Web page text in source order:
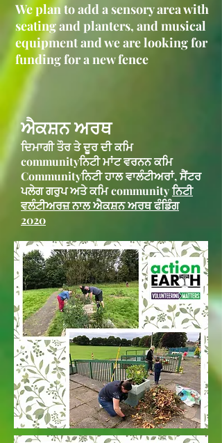
We plan to add a sensory area with
seating and planters, and musical
equipment and we are looking for
funding for a new fence
ਐਕਸ਼ਨ ਅਰਥ
ਦਿਮਾਗੀ ਤੌਰ ਤੇ ਦੂਰ ਦੀ ਕਮਿ
communityਨਿਟੀ ਮਾਂਟ ਵਰਨਨ ਕਮਿ
Communityਨਿਟੀ ਹਾਲ ਵਾਲੰਟੀਅਰਾਂ, ਸੈਂਟਰ
ਪਲੇਗ ਗਰੁਪ ਅਤੇ ਕਮਿ communityਨਿਟੀ
ਵਲੰਟੀਅਰਜ਼ ਨਾਲ ਐਕਸ਼ਨ ਅਰਥ ਫੰਡਿੰਗ
2020